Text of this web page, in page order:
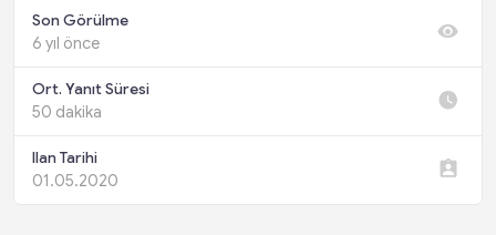
Son Görülme
6 yıl önce
Ort. Yanıt Süresi
50 dakika
Ilan Tarihi
01.05.2020